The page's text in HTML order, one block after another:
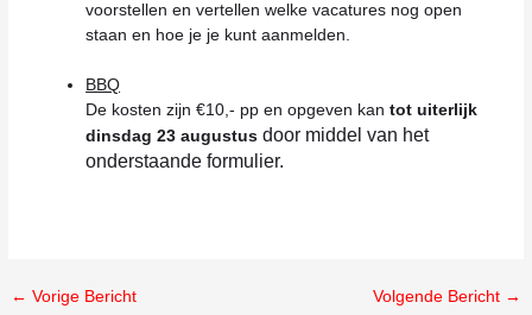
voorstellen en vertellen welke vacatures nog open
staan en hoe je je kunt aanmelden.
BBQ
De kosten zijn €10,- pp en opgeven kantot uiterlijk
dinsdag 23 augustusdoor middel van het
onderstaande formulier.
← Vorige Bericht Volgende Bericht →